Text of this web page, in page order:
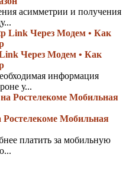
асимметрии и получения
Через Модем • Как
информация
у...
Мобильная
платить за мобильную